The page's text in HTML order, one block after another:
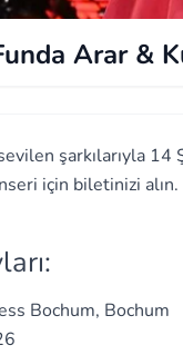
Arar &
şarkılarıyla
için biletinizi alın.
Bochum, Bochum